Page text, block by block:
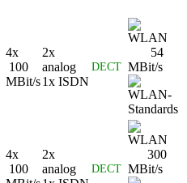
4x
100
MBit/s
2x
analog
1x ISDN
DECT
54
MBit/s
4x
100
2x
analog
DECT
300
MBit/s